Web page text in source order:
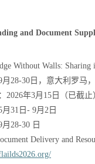
and Document
Without Walls: Sharing
月 28-30日，意大利罗马 ，
： 2026年3月 15日（已截止
月 31 日 - 9月 2日
月 28-30 日
Delivery and